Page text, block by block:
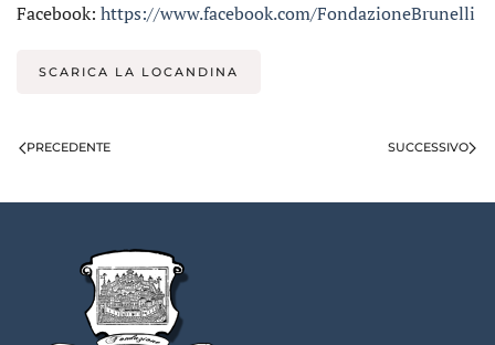
Facebook: https://www.facebook.com/FondazioneBrunelli
SCARICA LA LOCANDINA
PRECEDENTE SUCCESSIVO